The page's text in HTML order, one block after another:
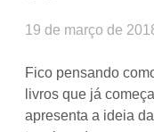
19 de março de
Fico pensando
livros que já
apresenta a ideia